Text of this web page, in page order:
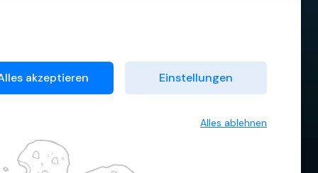
akzeptieren Einstellungen
Alles ablehnen